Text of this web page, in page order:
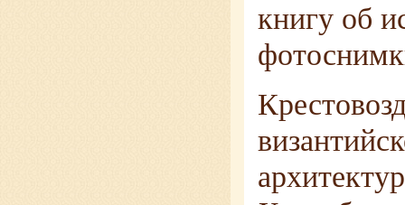
книгу об